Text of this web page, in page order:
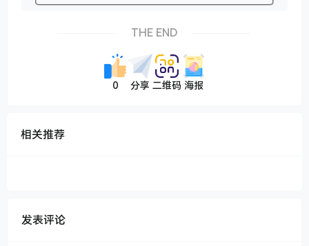
THE END
0 分享 二维码 海报
相关推荐
发表评论